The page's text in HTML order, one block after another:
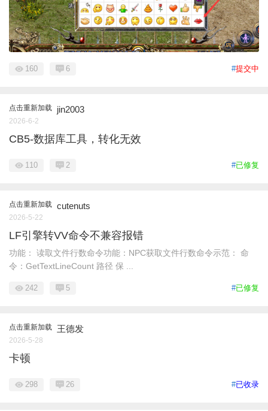
#提交中
160 6
点击重新加载 jin2003
2026-6-2
CB5-数据库工具，转化无效
#已修复
110 2
点击重新加载 cutenuts
2026-5-22
LF引擎转VV命令不兼容报错
功能： 读取文件行数命令功能：NPC获取文件行数命令示范： 命
令：GetTextLineCount 路径 保 ...
#已修复
242 5
点击重新加载 王德发
2026-5-28
卡顿
#已收录
298 26